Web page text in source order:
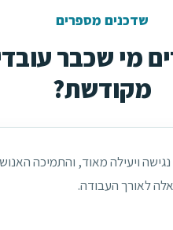
שדכנים מספרים
מי שכבר
מקודשת?
ויעילה מאוד, והתמיכה
לאורך העבודה.